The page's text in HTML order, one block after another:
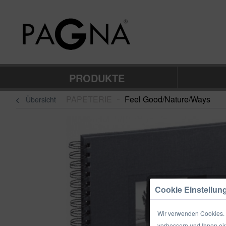
PRODUKTE
Übersicht Feel Good/Nature/Ways
Cookie
Wir verwenden